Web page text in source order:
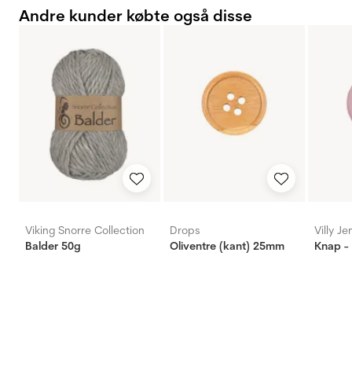
Andre kunder købte også disse
Viking Snorre Collection
Balder 50g
Drops
Oliventre (kant) 25mm
Villy
Knap -